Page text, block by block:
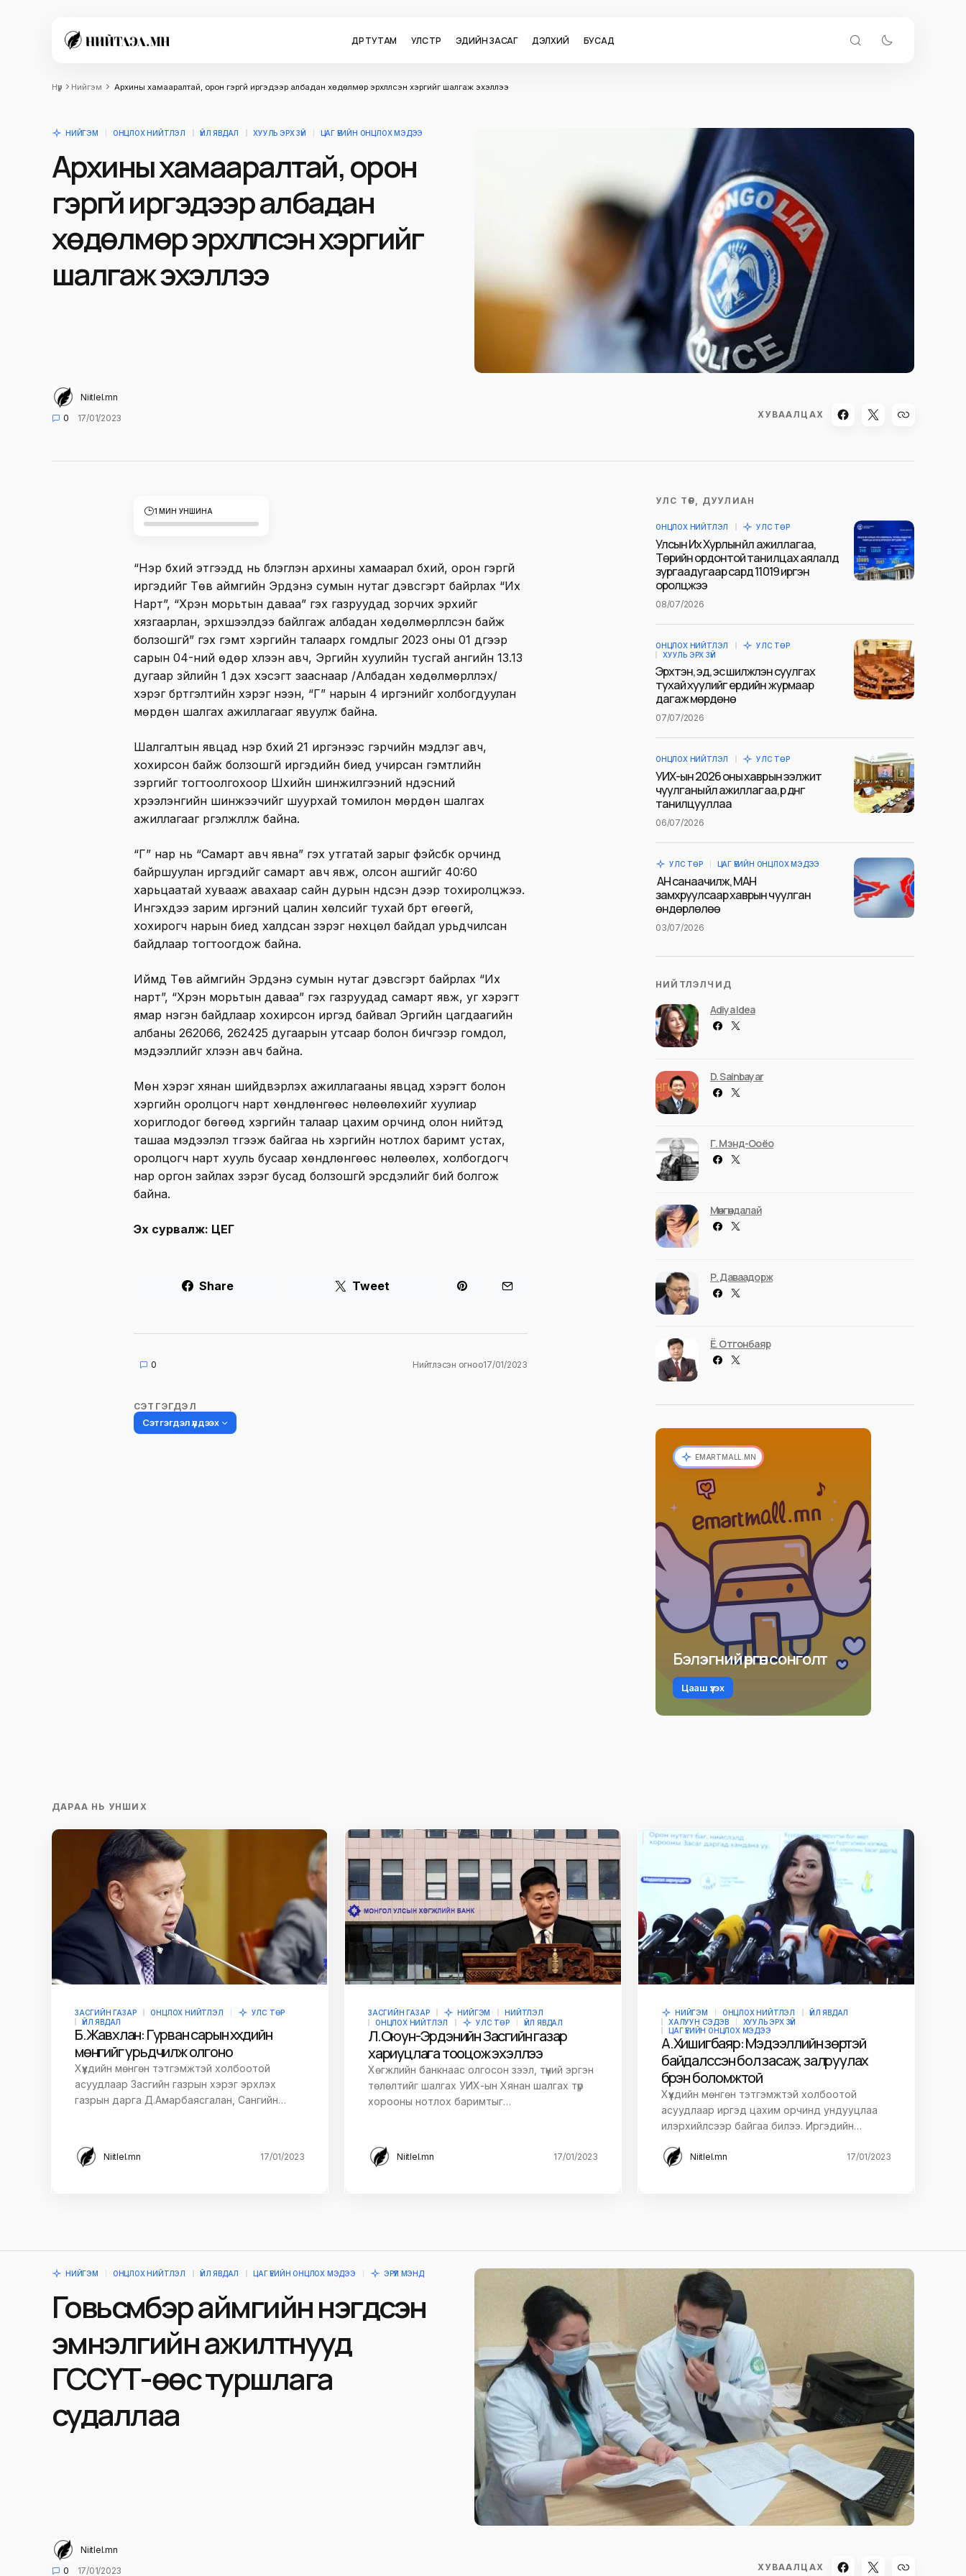
ӨДӨР ТУТАМ УЛС ТӨР ЭДИЙН ЗАСАГ ДЭЛХИЙ БУСАД
Нүүр Нийгэм Архины хамааралтай, орон гэргүй иргэдээр албадан хөдөлмөр эрхлүүлсэн хэргийг шалгаж эхэллээ
НИЙГЭМ ОНЦЛОХ НИЙТЛЭЛ ҮЙЛ ЯВДАЛ ХУУЛЬ ЭРХ ЗҮЙ ЦАГ ҮЕИЙН ОНЦЛОХ МЭДЭЭ
Архины хамааралтай, орон
гэргүй иргэдээр албадан
хөдөлмөр эрхлүүлсэн хэргийг
шалгаж эхэллээ
Niitlel.mn
0
17/01/2023 ХУВААЛЦАХ
1 МИН УНШИНА
“Нэр бүхий этгээдүүд нь бүлэглэн архины хамаарал бүхий, орон гэргүй
иргэдийг Төв аймгийн Эрдэнэ сумын нутаг дэвсгэрт байрлах “Их
Нарт”, “Хүрэн морьтын даваа” гэх газруудад зорчих эрхийг
хязгаарлан, эрхшээлдээ байлгаж албадан хөдөлмөрлүүлсэн байж
болзошгүй” гэх гэмт хэргийн талаарх гомдлыг 2023 оны 01 дүгээр
сарын 04-ний өдөр хүлээн авч, Эрүүгийн хуулийн тусгай ангийн 13.13
дугаар зүйлийн 1 дэх хэсэгт зааснаар /Албадан хөдөлмөрлүүлэх/
хэрэг бүртгэлтийн хэрэг нээн, “Г” нарын 4 иргэнийг холбогдуулан
мөрдөн шалгах ажиллагааг явуулж байна.
Шалгалтын явцад нэр бүхий 21 иргэнээс гэрчийн мэдүүлэг авч,
хохирсон байж болзошгүй иргэдийн биед учирсан гэмтлийн
зэргийг тогтоолгохоор Шүүхийн шинжилгээний үндэсний
хүрээлэнгийн шинжээчийг шуурхай томилон мөрдөн шалгах
ажиллагааг үргэлжлүүлж байна.
“Г” нар нь “Самарт авч явна” гэх утгатай зарыг фэйсбүүк орчинд
байршуулан иргэдийг самарт авч явж, олсон ашгийг 40:60
харьцаатай хувааж авахаар сайн дурын үндсэн дээр тохиролцжээ.
Ингэхдээ зарим иргэний цалин хөлсийг тухай бүрт өгөөгүй,
хохирогч нарын биед халдсан зэрэг нөхцөл байдал урьдчилсан
байдлаар тогтоогдож байна.
Иймд Төв аймгийн Эрдэнэ сумын нутаг дэвсгэрт байрлах “Их
нарт”, “Хүрэн морьтын даваа” гэх газруудад самарт явж, уг хэрэгт
ямар нэгэн байдлаар хохирсон иргэд байвал Эрүүгийн цагдаагийн
албаны 262066, 262425 дугаарын утсаар болон бичгээр гомдол,
мэдээллийг хүлээн авч байна.
Мөн хэрэг хянан шийдвэрлэх ажиллагааны явцад хэрэгт болон
хэргийн оролцогч нарт хөндлөнгөөс нөлөөлөхийг хуулиар
хориглодог бөгөөд хэргийн талаар цахим орчинд олон нийтэд
ташаа мэдээлэл түгээж байгаа нь хэргийн нотлох баримт устах,
оролцогч нарт хууль бусаар хөндлөнгөөс нөлөөлөх, холбогдогч
нар оргон зайлах зэрэг бусад болзошгүй эрсдэлийг бий болгож
байна.
Эх сурвалж: ЦЕГ
Share Tweet
0 Нийтлэсэн огноо17/01/2023
СЭТГЭГДЭЛ
Сэтгэгдэл үлдээх
УЛС ТӨР, ДУУЛИАН
ОНЦЛОХ НИЙТЛЭЛ УЛС ТӨР
Улсын Их Хурлын үйл ажиллагаа,
Төрийн ордонтой танилцах аялалд
зургаадугаар сард 11019 иргэн
оролцжээ
08/07/2026
ОНЦЛОХ НИЙТЛЭЛ
УЛС ТӨР
ХУУЛЬ ЭРХ ЗҮЙ
Эрхтэн, эд, эс шилжүүлэн суулгах
тухай хуулийг ердийн журмаар
дагаж мөрдөнө
07/07/2026
ОНЦЛОХ НИЙТЛЭЛ УЛС ТӨР
УИХ-ын 2026 оны хаврын ээлжит
чуулганы үйл ажиллагаа, үр дүнг
танилцууллаа
06/07/2026
УЛС ТӨР ЦАГ ҮЕИЙН ОНЦЛОХ МЭДЭЭ
АН санаачилж, МАН
замхруулсаар хаврын чуулган
өндөрлөлөө
03/07/2026
НИЙТЛЭЛЧИД
Adiya Idea
D. Sainbayar
Г. Мэнд-Ооёо
Мөнгөндалай
Р. Даваадорж
Ё. Отгонбаяр
EMARTMALL.MN
Бэлэгний өргөн сонголт
Цааш үзэх
ДАРАА НЬ УНШИХ
ЗАСГИЙН ГАЗАР ОНЦЛОХ НИЙТЛЭЛ
УЛС ТӨР
ҮЙЛ ЯВДАЛ
Б.Жавхлан: Гурван сарын хүүхдийн
мөнгийг урьдчилж олгоно
Хүүхдийн мөнгөн тэтгэмжтэй холбоотой
асуудлаар Засгийн газрын хэрэг эрхлэх
газрын дарга Д.Амарбаясгалан, Сангийн…
Niitlel.mn 17/01/2023
ЗАСГИЙН ГАЗАР НИЙГЭМ
НИЙТЛЭЛ
ОНЦЛОХ НИЙТЛЭЛ
УЛС ТӨР ҮЙЛ ЯВДАЛ
Л.Оюун-Эрдэнийн Засгийн газар
хариуцлага тооцож эхэллээ
Хөгжлийн банкнаас олгосон зээл, түүний эргэн
төлөлтийг шалгах УИХ-ын Хянан шалгах түр
хорооны нотлох баримтыг…
Niitlel.mn 17/01/2023
НИЙГЭМ ОНЦЛОХ НИЙТЛЭЛ
ҮЙЛ ЯВДАЛ
ХАЛУУН СЭДЭВ
ХУУЛЬ ЭРХ ЗҮЙ
ЦАГ ҮЕИЙН ОНЦЛОХ МЭДЭЭ
А.Хишигбаяр: Мэдээллийн зөрүүтэй
байдал үүссэн бол засаж, залруулах
бүрэн боломжтой
Хүүхдийн мөнгөн тэтгэмжтэй холбоотой
асуудлаар иргэд цахим орчинд ундууцлаа
илэрхийлсээр байгаа билээ. Иргэдийн…
Niitlel.mn 17/01/2023
НИЙГЭМ ОНЦЛОХ НИЙТЛЭЛ ҮЙЛ ЯВДАЛ ЦАГ ҮЕИЙН ОНЦЛОХ МЭДЭЭ ЭРҮҮЛ МЭНД
Говьсүмбэр аймгийн нэгдсэн
эмнэлгийн ажилтнууд
ГССҮТ-өөс туршлага
судаллаа
Niitlel.mn
0
17/01/2023 ХУВААЛЦАХ